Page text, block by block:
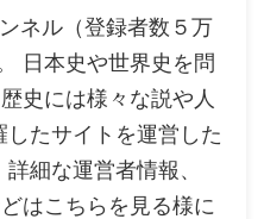
ネル（登録者数５万
日本史や世界史を問
史には様々な説や人
たサイトを運営した
細な運営者情報、
はこちらを見る様に